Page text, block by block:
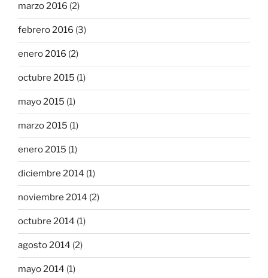
marzo 2016 (2)
febrero 2016 (3)
enero 2016 (2)
octubre 2015 (1)
mayo 2015 (1)
marzo 2015 (1)
enero 2015 (1)
diciembre 2014 (1)
noviembre 2014 (2)
octubre 2014 (1)
agosto 2014 (2)
mayo 2014 (1)